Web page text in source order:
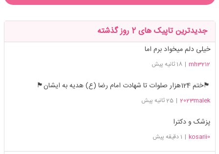
جدیدترین تاپیک های 2 روز گذشته
خیلی دلم میخواد برم اما
mh3212
| 18 ثانیه پیش
🏴ختم 124هزار صلوات تا شهادت امام رضا (ع) هدیه به ایشان🏴
2023malek
| 25 ثانیه پیش
پزشک و دکترا
kosarii0
| 1 دقیقه پیش